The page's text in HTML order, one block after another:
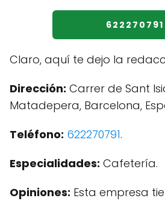
622270791
Claro, aquí te dejo la
Dirección: Carrer de Sant
Matadepera, Barcelona,
Teléfono: 622270791.
Especialidades: Cafetería.
Opiniones: Esta empresa